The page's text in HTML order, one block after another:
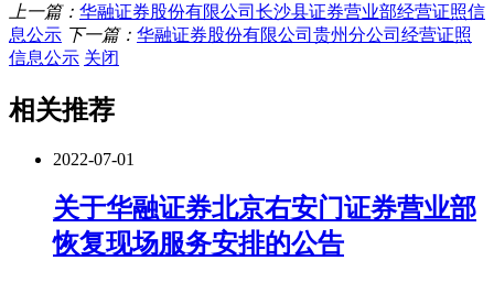
上一篇： 华融证券股份有限公司长沙县证券营业部经营证照信
息公示 下一篇： 华融证券股份有限公司贵州分公司经营证照
信息公示 关闭
相关推荐
2022-07-01
关于华融证券北京右安门证券营业部
恢复现场服务安排的公告